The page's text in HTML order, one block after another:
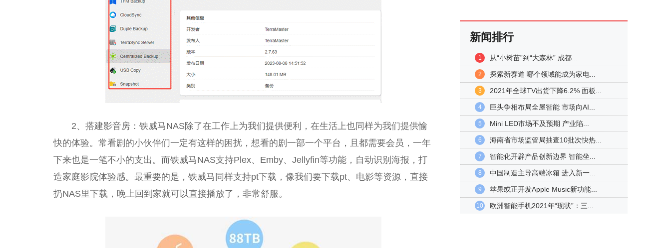
2、搭建影音房：铁威马NAS除了在工作上为我们提供便利，在生活上也同样为我们提供愉
快的体验。常看剧的小伙伴们一定有这样的困扰，想看的剧一部一个平台，且都需要会员，一年
下来也是一笔不小的支出。而铁威马NAS支持Plex、Emby、Jellyfin等功能，自动识别海报，打
造家庭影院体验感。最重要的是，铁威马同样支持pt下载，像我们要下载pt、电影等资源，直接
扔NAS里下载，晚上回到家就可以直接播放了，非常舒服。
新闻排行
1 从“小树苗”到“大森林” 成都...
2 探索新赛道 哪个领域能成为家电...
3 2021年全球TV出货下降6.2% 面板...
4 巨头争相布局全屋智能 市场向AI...
5 Mini LED市场不及预期 产业陷...
6 海南省市场监管局抽查10批次快热...
7 智能化开辟产品创新边界 智能坐...
8 中国制造主导高端冰箱 进入新一...
9 苹果或正开发Apple Music新功能...
10 欧洲智能手机2021年“现状”：三...